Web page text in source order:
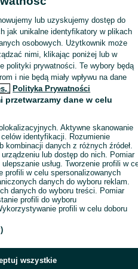
Kup
lub uzyskujemy dostęp do
jak unikalne identyfikatory w plikach
osobowych. Użytkownik może
nimi, klikając poniżej lub w
polityki prywatności. Te wybory będą
i nie będą miały wpływu na dane
Polityka Prywatności
przetwarzamy dane w celu
Aktywne skanowanie
identyfikacji. Rozumienie
kombinacji danych z różnych źródeł.
lub dostęp do nich. Pomiar
usług. Tworzenie profili w
profili w celu spersonalizowanych
danych do wyboru reklam.
danych do wyboru treści. Pomiar
profili do wyboru
profili w celu doboru
wszystkie